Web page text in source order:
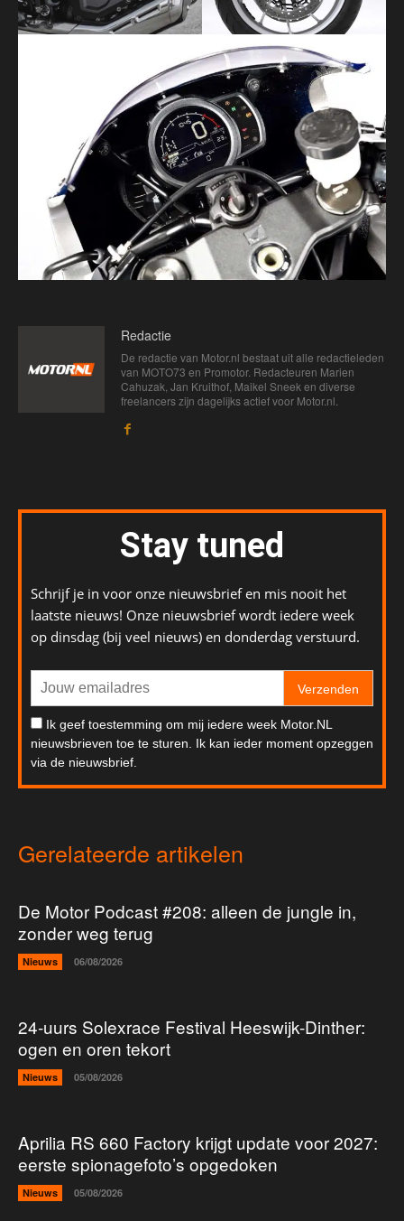
Redactie
De redactie van Motor.nl bestaat uit alle redactieleden
van MOTO73 en Promotor. Redacteuren Marien
Cahuzak, Jan Kruithof, Maikel Sneek en diverse
freelancers zijn dagelijks actief voor Motor.nl.
Stay tuned
Schrijf je in voor onze nieuwsbrief en mis nooit het
laatste nieuws! Onze nieuwsbrief wordt iedere week
op dinsdag (bij veel nieuws) en donderdag verstuurd.
Verzenden
Ik geef toestemming om mij iedere week Motor.NL
nieuwsbrieven toe te sturen. Ik kan ieder moment opzeggen
via de nieuwsbrief.
Gerelateerde artikelen
De Motor Podcast #208: alleen de jungle in,
zonder weg terug
Nieuws 06/08/2026
24-uurs Solexrace Festival Heeswijk-Dinther:
ogen en oren tekort
Nieuws 05/08/2026
Aprilia RS 660 Factory krijgt update voor 2027:
eerste spionagefoto’s opgedoken
Nieuws 05/08/2026